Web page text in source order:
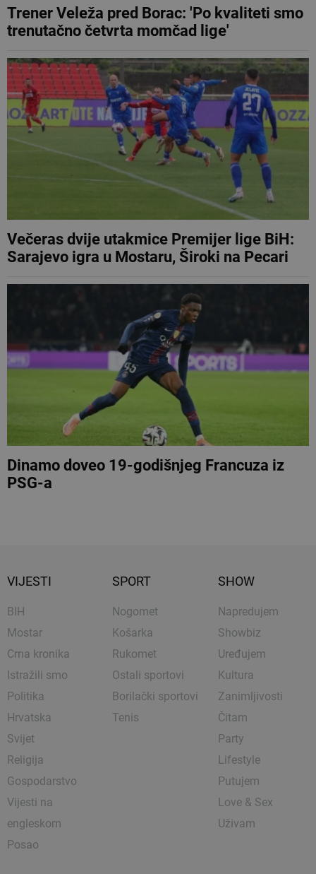
Trener Veleža pred Borac: 'Po kvaliteti smo
trenutačno četvrta momčad lige'
Večeras dvije utakmice Premijer lige BiH:
Sarajevo igra u Mostaru, Široki na Pecari
Dinamo doveo 19-godišnjeg Francuza iz
PSG-a
VIJESTI
BIH
Mostar
Crna kronika
Istražili smo
Politika
Hrvatska
Svijet
Religija
Gospodarstvo
Vijesti na
engleskom
Posao
SPORT
Nogomet
Košarka
Rukomet
Ostali sportovi
Borilački sportovi
Tenis
SHOW
Napredujem
Showbiz
Uređujem
Kultura
Zanimljivosti
Čitam
Party
Lifestyle
Putujem
Love & Sex
Uživam